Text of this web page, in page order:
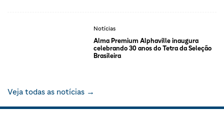
Notícias
Alma Premium Alphaville inaugura
celebrando 30 anos do Tetra da Seleção
Brasileira
Veja todas as notícias →